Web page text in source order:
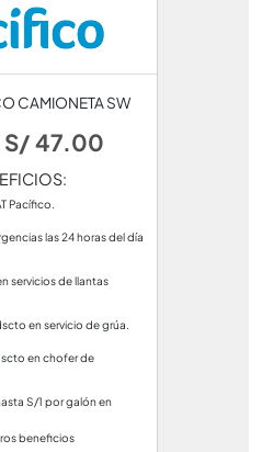
CAMIONETA SW
47.00
Pacífico.
las 24 horas del día
servicios de llantas
en servicio de grúa.
en chofer de
S/1 por galón en
beneficios